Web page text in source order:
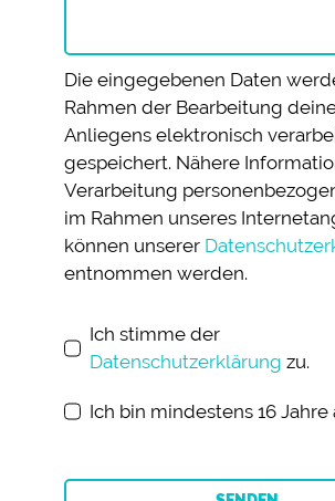
Die eingegebenen Daten
Rahmen der Bearbeitung
Anliegens elektronisch
gespeichert. Nähere
Verarbeitung
im Rahmen unseres
können unserer
entnommen werden.
Ich stimme der
Datenschutzerklärung zu.
Ich bin mindestens 16 Jahre